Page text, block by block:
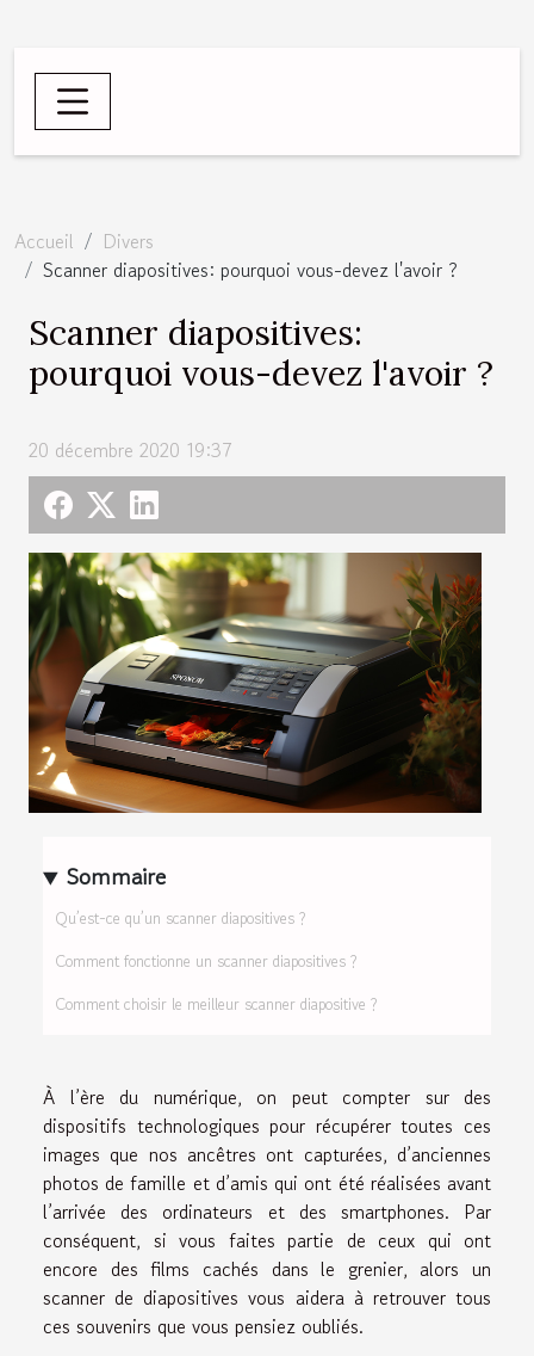
Accueil
Divers
Scanner diapositives: pourquoi vous-devez l'avoir ?
Scanner diapositives:
pourquoi vous-devez l'avoir ?
20 décembre 2020 19:37
Sommaire
Qu’est-ce qu’un scanner diapositives ?
Comment fonctionne un scanner diapositives ?
Comment choisir le meilleur scanner diapositive ?
À l’ère du numérique, on peut compter sur des
dispositifs technologiques pour récupérer toutes ces
images que nos ancêtres ont capturées, d’anciennes
photos de famille et d’amis qui ont été réalisées avant
l’arrivée des ordinateurs et des smartphones. Par
conséquent, si vous faites partie de ceux qui ont
encore des films cachés dans le grenier, alors un
scanner de diapositives vous aidera à retrouver tous
ces souvenirs que vous pensiez oubliés.